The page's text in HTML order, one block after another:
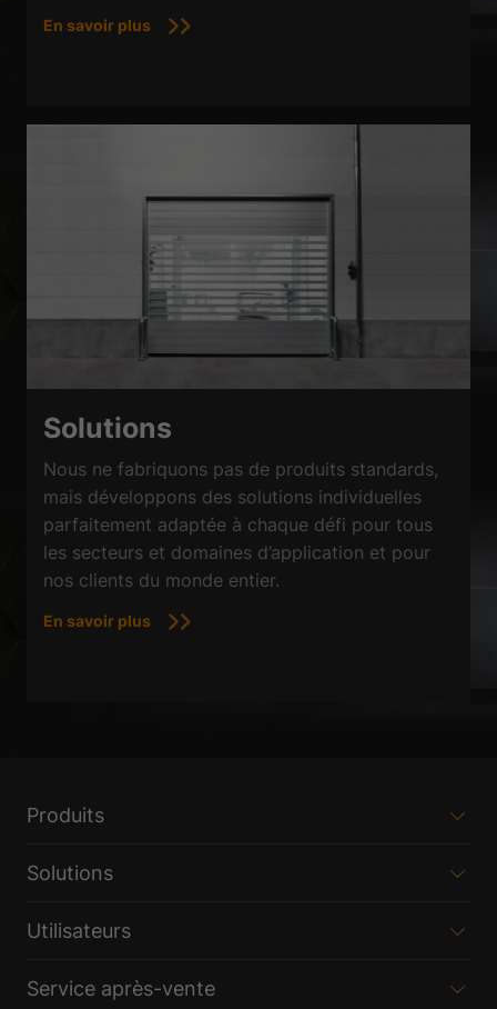
En savoir plus
Solutions
Nous ne fabriquons pas de produits standards,
mais développons des solutions individuelles
parfaitement adaptée à chaque défi pour tous
les secteurs et domaines d’application et pour
nos clients du monde entier.
En savoir plus
Produits
Solutions
Utilisateurs
Service après-vente